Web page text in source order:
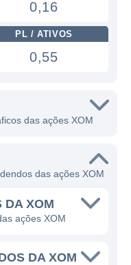
0,16
PL / ATIVOS
0,55
das ações XOM
das ações XOM
DA XOM
ações XOM
DA XOM